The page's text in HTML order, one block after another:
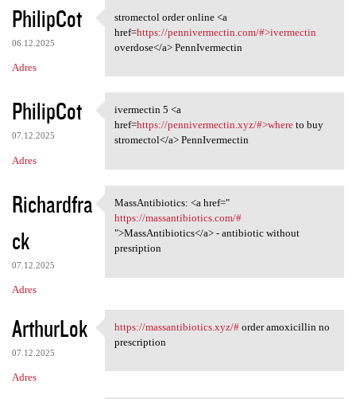
PhilipCot
06.12.2025
Adres
stromectol order online <a
stromectol order online <a
href=https://pennivermectin.com/#>ivermectin
overdose</a> PennIvermectin
PhilipCot
07.12.2025
Adres
ivermectin 5 <a href=https:/
ivermectin 5 <a
href=https://pennivermectin.xyz/#>whereto buy
stromectol</a> PennIvermectin
Richardfra
ck
07.12.2025
Adres
MassAntibiotics: <a href="
MassAntibiotics: <a href="
https://massantibiotics.com/#
">MassAntibiotics</a> - antibiotic without
presription
ArthurLok
07.12.2025
Adres
https://massantibiotics.xyz/#
https://massantibiotics.xyz/#order amoxicillin no
prescription